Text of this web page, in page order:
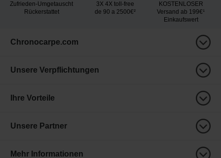
Zufrieden-Umgetauscht
Rückerstattet
3X 4X toll-free
de 90 a 2500€²
KOSTENLOSER
Versand ab 199€¹
Einkaufswert
Chronocarpe.com
Unsere Verpflichtungen
Ihre Vorteile
Unsere Partner
Mehr Informationen